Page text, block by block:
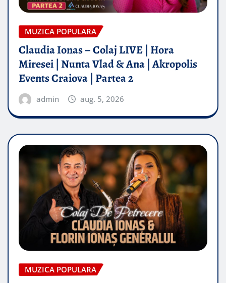
MUZICA POPULARA
Claudia Ionas – Colaj LIVE | Hora
Miresei | Nunta Vlad & Ana | Akropolis
Events Craiova | Partea 2
admin aug. 5, 2026
MUZICA POPULARA